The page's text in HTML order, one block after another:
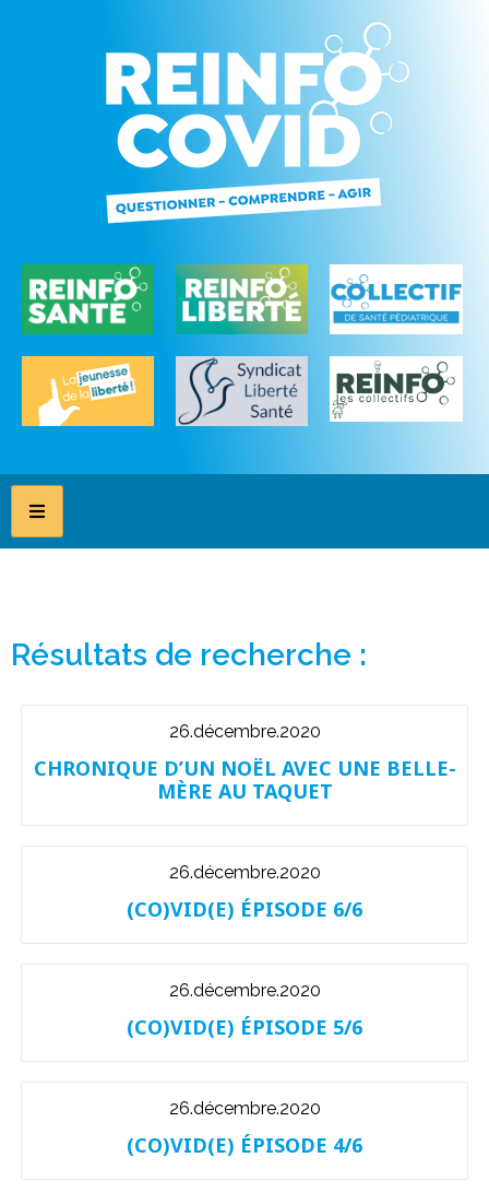
Résultats de recherche :
26.décembre.2020
CHRONIQUE D’UN NOËL AVEC UNE BELLE-
MÈRE AU TAQUET
26.décembre.2020
(CO)VID(E) ÉPISODE 6/6
26.décembre.2020
(CO)VID(E) ÉPISODE 5/6
26.décembre.2020
(CO)VID(E) ÉPISODE 4/6